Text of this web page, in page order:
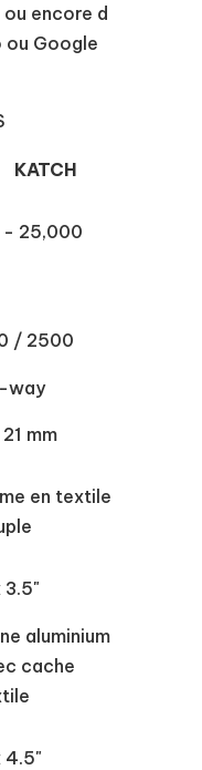
encore d
ou Google
KATCH
25,000
/ 2500
way
mm
en textile
3.5"
aluminium
cache
4.5"